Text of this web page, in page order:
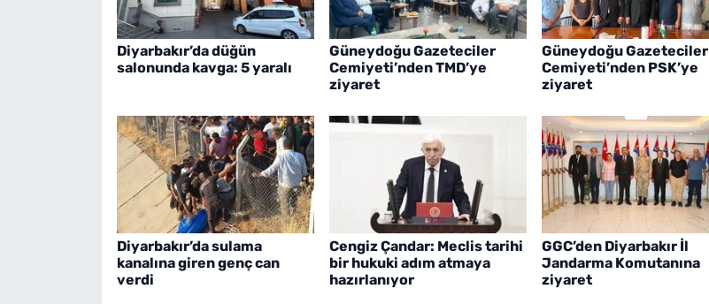
Diyarbakır’da düğün
salonunda kavga: 5 yaralı
Güneydoğu Gazeteciler
Cemiyeti’nden TMD’ye
ziyaret
Güneydoğu Gazeteciler
Cemiyeti’nden PSK’ye
ziyaret
Diyarbakır’da sulama
kanalına giren genç can
verdi
Cengiz Çandar: Meclis tarihi
bir hukuki adım atmaya
hazırlanıyor
GGC’den Diyarbakır İl
Jandarma Komutanına
ziyaret